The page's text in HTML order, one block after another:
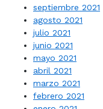
septiembre 2021
agosto 2021
julio 2021
junio 2021
mayo 2021
abril 2021
marzo 2021
febrero 2021